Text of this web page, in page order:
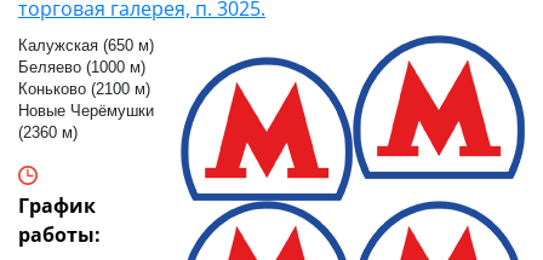
торговая галерея, п. 3025.
Калужская (650 м)
Беляево (1000 м)
Коньково (2100 м)
Новые Черёмушки
(2360 м)
График
работы: